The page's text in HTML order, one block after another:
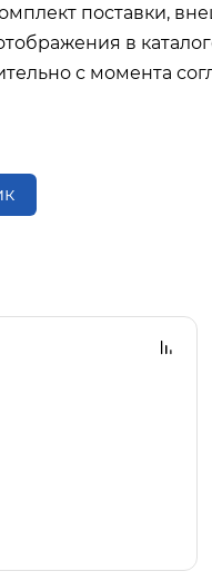
поставки,
в
с момента